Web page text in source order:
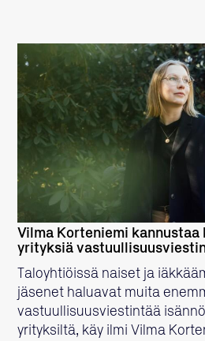
LUE LISÄÄ
Vilma Korteniemi
yrityksiä
Taloyhtiöissä naiset ja
jäsenet haluavat muita
vastuullisuusviestintää
yrityksiltä, käy ilmi Vilma